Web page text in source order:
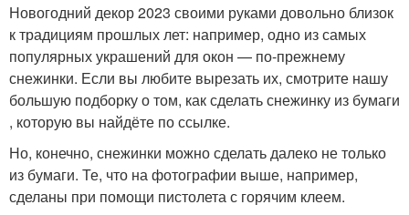
Новогодний декор 2023 своими руками довольно близок
к традициям прошлых лет: например, одно из самых
популярных украшений для окон — по‑прежнему
снежинки. Если вы любите вырезать их, смотрите нашу
большую подборку о том, как сделать снежинку из бумаги
, которую вы найдёте по ссылке.
Но, конечно, снежинки можно сделать далеко не только
из бумаги. Те, что на фотографии выше, например,
сделаны при помощи пистолета с горячим клеем.